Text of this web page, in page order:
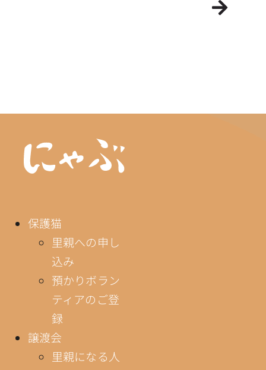
保護猫
里親への申し
込み
預かりボラン
ティアのご登
録
譲渡会
里親になる人